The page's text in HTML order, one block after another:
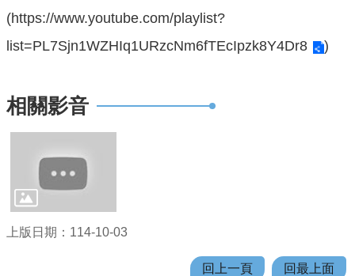
便
民
政
開
山
(https://www.youtube.com/playlist?
list=PL7Sjn1WZHIq1URzcNm6fTEcIpzk8Y4Dr8
)
相關影音
上版日期：114-10-03
回上一頁 回最上面